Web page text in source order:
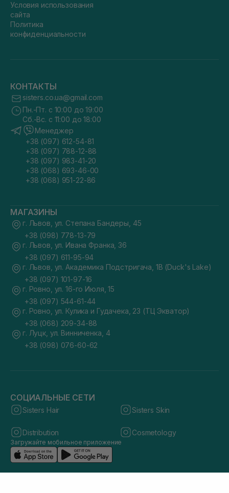
Условия использования
сайта
Политика
конфиденциальности
КОНТАКТЫ
sisters.co.ua@gmail.com
Пн.-Пт. с 10:00 до 19:00
Сб.-Вс. с 11:00 до 18:00
Менеджер
+38 (097) 612-54-81
+38 (097) 788-12-88
+38 (097) 983-41-20
+38 (068) 693-46-00
+38 (068) 951-22-86
МАГАЗИНЫ
г. Львов, ул. Степана Бандеры, 45
+38 (098) 778-13-79
г. Львов, ул. Ивана Франка, 36
+38 (097) 611-95-94
г. Львов, ул. Академика Подстригача, 1В (Duck's Lake)
+38 (097) 101-97-16
г. Ровно, ул. 16-го Июля, 15
+38 (097) 544-61-44
г. Ровно, ул. Кулика и Гудачека, 23 (ТЦ Экватор)
+38 (068) 209-34-88
г. Луцк, ул. Винниченка, 4
+38 (098) 076-60-62
СОЦИАЛЬНЫЕ СЕТИ
Sisters Hair Sisters Skin
Distribution Cosmetology
Загружайте мобильное приложение